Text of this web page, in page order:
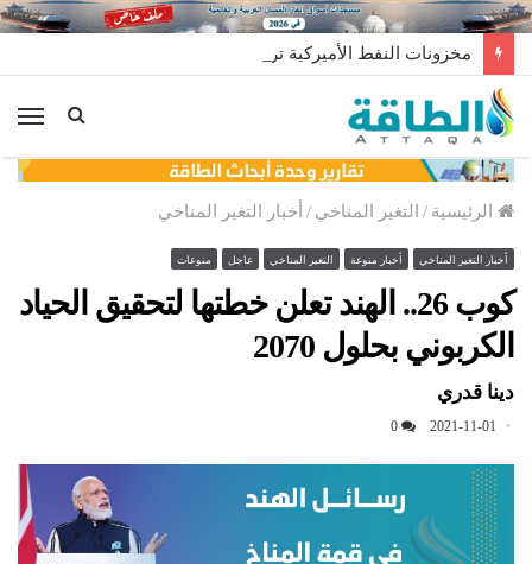
الرئيسية / التغير المناخي / أخبار التغير المناخي
أخبار التغير المناخي أخبار منوعة التغير المناخي عاجل منوعات
كوب 26.. الهند تعلن خطتها لتحقيق الحياد
الكربوني بحلول 2070
دينا قدري
2021-11-01
0